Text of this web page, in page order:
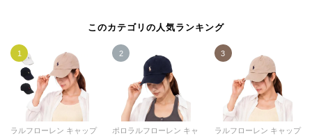
このカテゴリの人気ランキング
1
ラルフローレン キャップ
2
ポロラルフローレン キャ
3
ラルフローレン キャップ